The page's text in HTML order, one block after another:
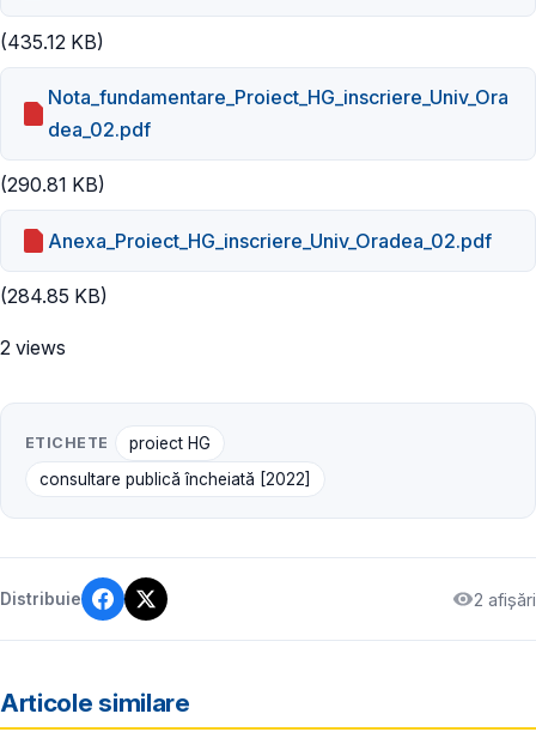
(435.12 KB)
Nota_fundamentare_Proiect_HG_inscriere_Univ_Ora
dea_02.pdf
(290.81 KB)
Anexa_Proiect_HG_inscriere_Univ_Oradea_02.pdf
(284.85 KB)
2 views
ETICHETE
proiect HG
consultare publică încheiată [2022]
Distribuie 2 afișări
Articole similare